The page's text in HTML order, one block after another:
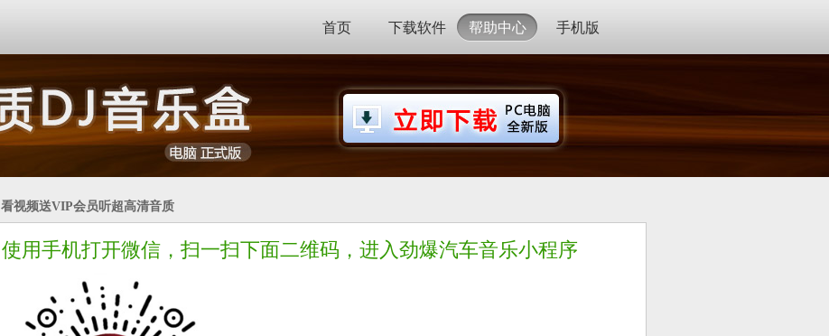
首页 下载软件 帮助中心 手机版
看视频送VIP会员听超高清音质
使用手机打开微信，扫一扫下面二维码，进入劲爆汽车音乐小程序